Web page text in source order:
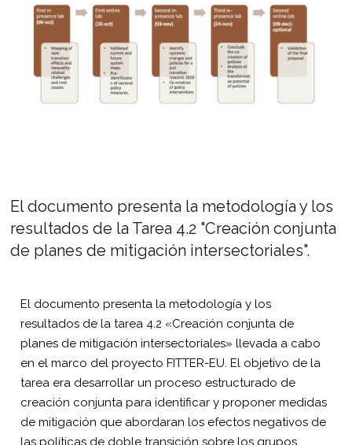
El documento presenta la metodología y los
resultados de la Tarea 4.2 "Creación conjunta
de planes de mitigación intersectoriales".
El documento presenta la metodología y los
resultados de la tarea 4.2 «Creación conjunta de
planes de mitigación intersectoriales» llevada a cabo
en el marco del proyecto FITTER-EU. El objetivo de la
tarea era desarrollar un proceso estructurado de
creación conjunta para identificar y proponer medidas
de mitigación que abordaran los efectos negativos de
las políticas de doble transición sobre los grupos